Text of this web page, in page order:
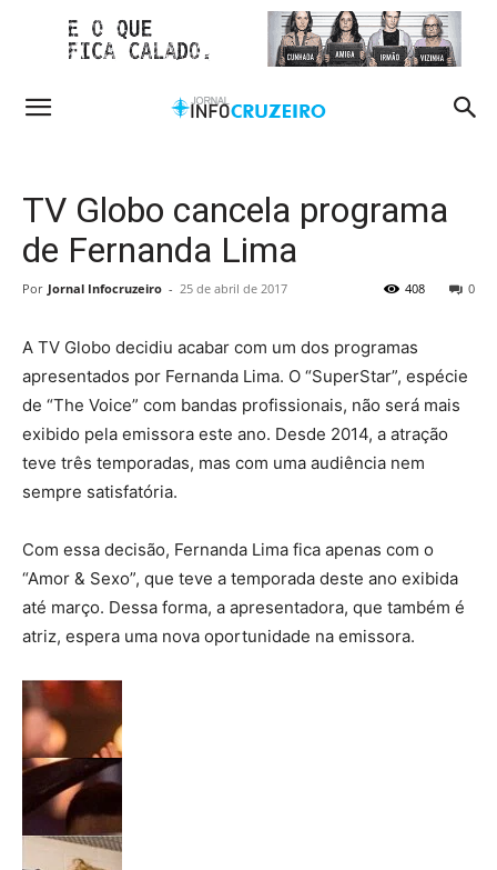
TV Globo cancela programa
de Fernanda Lima
Por Jornal Infocruzeiro - 25 de abril de 2017 0
408
A TV Globo decidiu acabar com um dos programas
apresentados por Fernanda Lima. O “SuperStar”, espécie
de “The Voice” com bandas profissionais, não será mais
exibido pela emissora este ano. Desde 2014, a atração
teve três temporadas, mas com uma audiência nem
sempre satisfatória.
Com essa decisão, Fernanda Lima fica apenas com o
“Amor & Sexo”, que teve a temporada deste ano exibida
até março. Dessa forma, a apresentadora, que também é
atriz, espera uma nova oportunidade na emissora.